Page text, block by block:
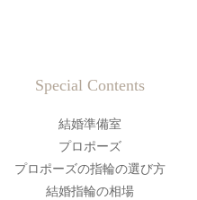
Special Contents
結婚準備室
プロポーズ
プロポーズの指輪の選び方
結婚指輪の相場